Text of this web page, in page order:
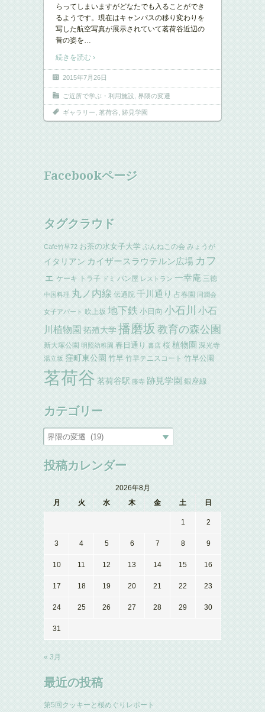
らってしまいますがどなたでも入ることができ
るようです。現在はキャンパスの移り変わりを
写した航空写真が展示されていて茗荷谷近辺の
昔の姿を
続きを読む ›
2015年7月26日
ご近所で学ぶ・利用施設 界隈の変遷
ギャラリー 茗荷谷 跡見学園
Facebookページ
タグクラウド
Cafe竹早72 お茶の水女子大学 ぶんねこの会 みょうが
イタリアン カイザースラウテルン広場 カフ
ェ ケーキ トラ子 ドミ パン屋 レストラン 一幸庵 三徳
中国料理 丸ノ内線 伝通院 千川通り 占春園 同潤会
女子アパート 吹上坂 地下鉄 小日向 小石川 小石
川植物園 拓殖大学播磨坂 教育の森公園
新大塚公園 明照幼稚園 春日通り 書店 桜 植物園 深光寺
湯立坂 窪町東公園 竹早 竹早テニスコート 竹早公園
茗荷谷 茗荷谷駅 藤寺 跡見学園 銀座線
カテゴリー
投稿カレンダー
2026年8月
月
火 水 木 金 土 日
1 2
3 4 5 6 7 8 9
10 11 12 13 14 15 16
17 18 19 20 21 22 23
24 25 26 27 28 29 30
31
« 3月
最近の投稿
第5回クッキーと桜めぐりレポート